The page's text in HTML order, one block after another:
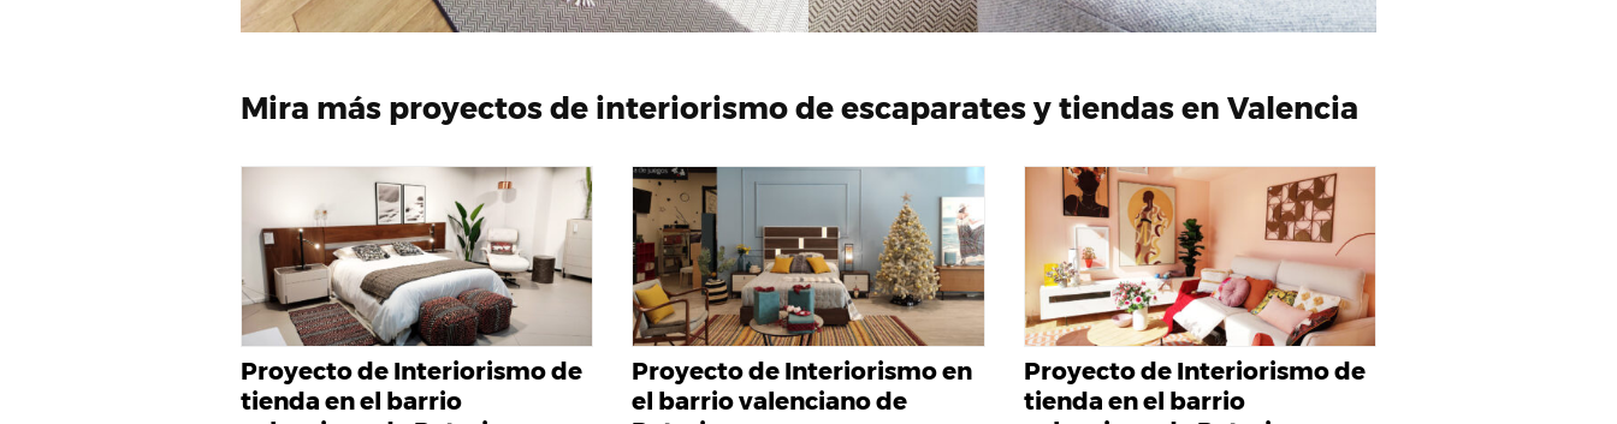
Mira más proyectos de interiorismo de escaparates y tiendas en Valencia
Proyecto de Interiorismo de
tienda en el barrio
Proyecto de Interiorismo en
el barrio valenciano de
Proyecto de Interiorismo de
tienda en el barrio